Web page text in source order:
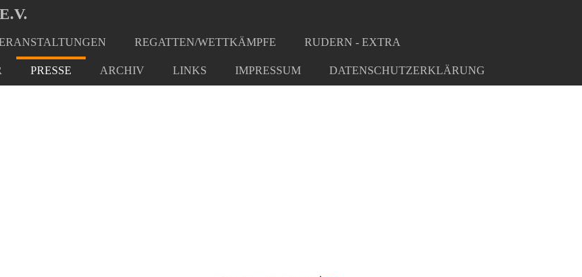
REGATTEN/WETTKÄMPFE RUDERN - EXTRA
PRESSE ARCHIV LINKS IMPRESSUM DATENSCHUTZERKLÄRUNG